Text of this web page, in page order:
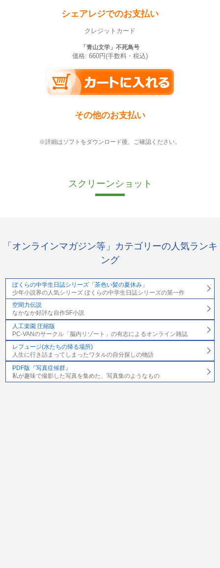
シェアレジでのお支払い
クレジットカード
「青山文学」不死鳥号
価格: 660円(手数料・税込)
その他のお支払い
※詳細はソフトをダウンロード後、ご確認ください。
スクリーンショット
「オンラインマガジン等」カテゴリーの人気ランキ
ング
ぼくらの中学生日誌シリーズ「茶色い髪の夏休み」
少年小説界の人気シリーズ ぼくらの中学生日誌シリーズの第一作
空間力伝説
なかなか好評な自作SF小説
人工楽園 圧縮版
PC-VANのサークル「脳内リゾート」の有志によるオンライン雑誌
レフュージ(水たちの帰る場所)
人生に行き詰まってしまったワタルの自分探しの物語
PDF版『写真症候群』
私が趣味で撮影した写真を集めた、写真集のようなもの